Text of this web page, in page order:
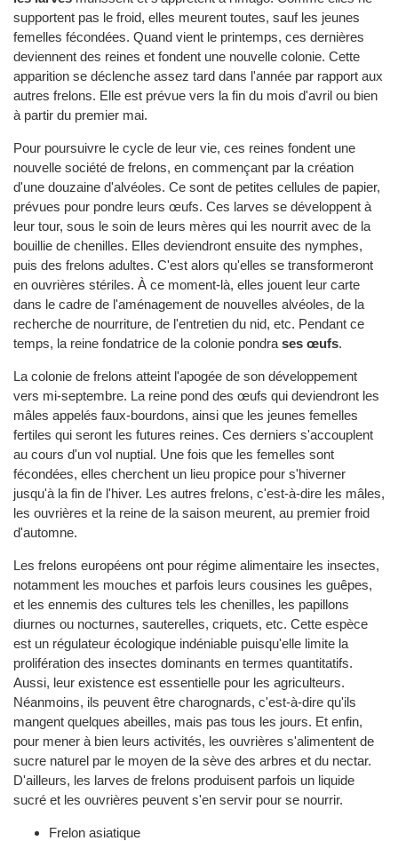
supportent pas le froid, elles meurent toutes, sauf les jeunes
femelles fécondées. Quand vient le printemps, ces dernières
deviennent des reines et fondent une nouvelle colonie. Cette
apparition se déclenche assez tard dans l'année par rapport aux
autres frelons. Elle est prévue vers la fin du mois d'avril ou bien
à partir du premier mai.
Pour poursuivre le cycle de leur vie, ces reines fondent une
nouvelle société de frelons, en commençant par la création
d'une douzaine d'alvéoles. Ce sont de petites cellules de papier,
prévues pour pondre leurs œufs. Ces larves se développent à
leur tour, sous le soin de leurs mères qui les nourrit avec de la
bouillie de chenilles. Elles deviendront ensuite des nymphes,
puis des frelons adultes. C'est alors qu'elles se transformeront
en ouvrières stériles. À ce moment-là, elles jouent leur carte
dans le cadre de l'aménagement de nouvelles alvéoles, de la
recherche de nourriture, de l'entretien du nid, etc. Pendant ce
temps, la reine fondatrice de la colonie pondra ses œufs.
La colonie de frelons atteint l'apogée de son développement
vers mi-septembre. La reine pond des œufs qui deviendront les
mâles appelés faux-bourdons, ainsi que les jeunes femelles
fertiles qui seront les futures reines. Ces derniers s'accouplent
au cours d'un vol nuptial. Une fois que les femelles sont
fécondées, elles cherchent un lieu propice pour s'hiverner
jusqu'à la fin de l'hiver. Les autres frelons, c'est-à-dire les mâles,
les ouvrières et la reine de la saison meurent, au premier froid
d'automne.
Les frelons européens ont pour régime alimentaire les insectes,
notamment les mouches et parfois leurs cousines les guêpes,
et les ennemis des cultures tels les chenilles, les papillons
diurnes ou nocturnes, sauterelles, criquets, etc. Cette espèce
est un régulateur écologique indéniable puisqu'elle limite la
prolifération des insectes dominants en termes quantitatifs.
Aussi, leur existence est essentielle pour les agriculteurs.
Néanmoins, ils peuvent être charognards, c'est-à-dire qu'ils
mangent quelques abeilles, mais pas tous les jours. Et enfin,
pour mener à bien leurs activités, les ouvrières s'alimentent de
sucre naturel par le moyen de la sève des arbres et du nectar.
D'ailleurs, les larves de frelons produisent parfois un liquide
sucré et les ouvrières peuvent s'en servir pour se nourrir.
Frelon asiatique